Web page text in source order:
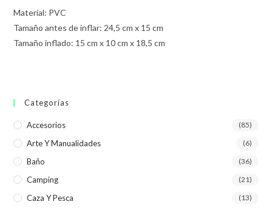
Material: PVC
Tamaño antes de inflar: 24,5 cm x 15 cm
Tamaño inflado: 15 cm x 10 cm x 18,5 cm
Categorías
Accesorios (85)
Arte Y Manualidades (6)
Baño (36)
Camping (21)
Caza Y Pesca (13)